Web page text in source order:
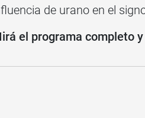
de urano en el
el programa completo